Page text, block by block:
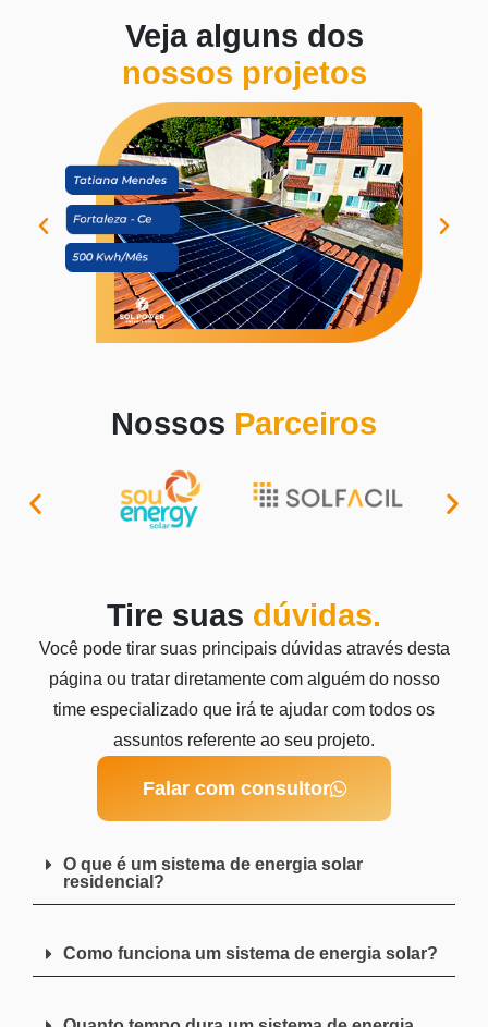
Veja alguns dos
nossos projetos
Nossos Parceiros
Tire suas dúvidas.
Você pode tirar suas principais dúvidas através desta
página ou tratar diretamente com alguém do nosso
time especializado que irá te ajudar com todos os
assuntos referente ao seu projeto.
Falar com consultor
O que é um sistema de energia solar
residencial?
Como funciona um sistema de energia solar?